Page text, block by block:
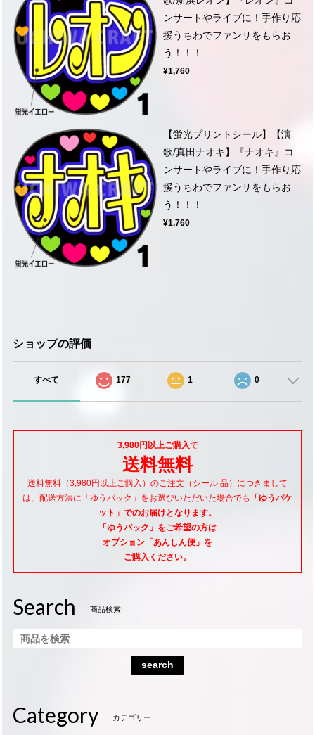
ンサートやライブに！手作り応
援うちわでファンサをもらお
う！！！
¥1,760
【蛍光プリントシール】【演
歌/真田ナオキ】『ナオキ』コ
ンサートやライブに！手作り応
援うちわでファンサをもらお
う！！！
¥1,760
ショップの評価
すべて 177 1 0
3,980円以上ご購入で
送料無料
送料無料（3,980円以上ご購入）のご注文（シール 品）につきまして
は、配送方法に「ゆうパック」をお選びいただいた場合でも
「ゆうパケ
ット」でのお届けとなります。
「ゆうパック」をご希望の方は
オプション「あんしん便」 を
ご購入ください。
Search 商品検索
search
Category カテゴリー